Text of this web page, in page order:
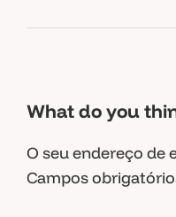
What do you
O seu endereço de
Campos